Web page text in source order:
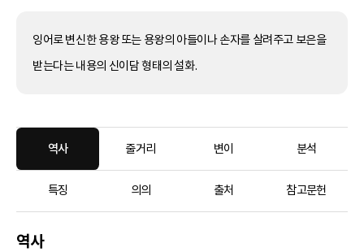
잉어로 변신한 용왕 또는 용왕의 아들이나 손자를 살려주고 보은을
받는다는 내용의 신이담 형태의 설화.
역사 줄거리 변이 분석
특징 의의 출처 참고문헌
역사